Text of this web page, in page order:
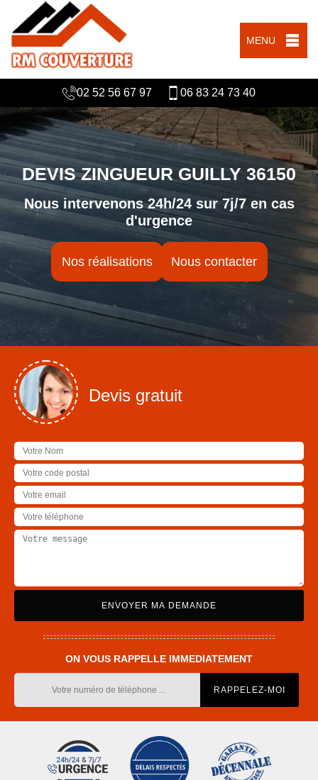
MENU
02 52 56 67 97 06 83 24 73 40
DEVIS ZINGUEUR GUILLY 36150
Nous intervenons 24h/24 sur 7j/7 en cas
d'urgence
Nos réalisations Nous contacter
Devis gratuit
ON VOUS RAPPELLE IMMEDIATEMENT